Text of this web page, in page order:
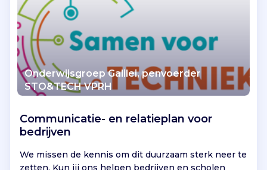
Onderwijsgroep Galilei, penvoerder
STO&TECH VPRH
Communicatie- en relatieplan voor
bedrijven
We missen de kennis om dit duurzaam sterk neer te
zetten. Kun jij ons helpen bedrijven en scholen